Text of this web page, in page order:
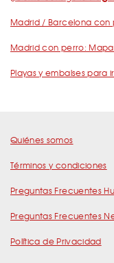
Madrid / Barcelona con
Madrid con perro:
Playas y embalses para
Quiénes somos
Términos y condiciones
Preguntas Frecuentes
Preguntas Frecuentes
Política de Privacidad